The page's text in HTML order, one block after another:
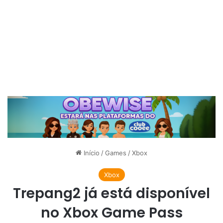
Início /Games /Xbox
Xbox
Trepang2 já está disponível
no Xbox Game Pass